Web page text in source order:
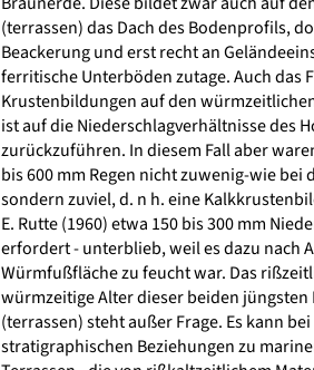
(terrassen) das Dach des Bodenprofils,
Beackerung und erst recht an
ferritische Unterböden zutage. Auch das
Krustenbildungen auf den
ist auf die Niederschlagverhältnisse des
zurückzuführen. In diesem Fall aber
bis 600 mm Regen nicht zuwenig-wie bei
sondern zuviel, d. n h. eine
E. Rutte (1960) etwa 150 bis 300 mm
erfordert - unterblieb, weil es dazu nach
Würmfußfläche zu feucht war. Das
würmzeitige Alter dieser beiden jüngsten
(terrassen) steht außer Frage. Es kann
stratigraphischen Beziehungen zu